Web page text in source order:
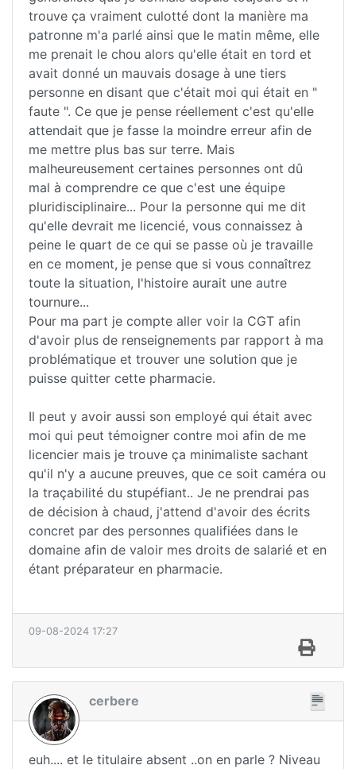
trouve ça vraiment culotté dont la manière ma
patronne m'a parlé ainsi que le matin même, elle
me prenait le chou alors qu'elle était en tord et
avait donné un mauvais dosage à une tiers
personne en disant que c'était moi qui était en "
faute ". Ce que je pense réellement c'est qu'elle
attendait que je fasse la moindre erreur afin de
me mettre plus bas sur terre. Mais
malheureusement certaines personnes ont dû
mal à comprendre ce que c'est une équipe
pluridisciplinaire... Pour la personne qui me dit
qu'elle devrait me licencié, vous connaissez à
peine le quart de ce qui se passe où je travaille
en ce moment, je pense que si vous connaîtrez
toute la situation, l'histoire aurait une autre
tournure...
Pour ma part je compte aller voir la CGT afin
d'avoir plus de renseignements par rapport à ma
problématique et trouver une solution que je
puisse quitter cette pharmacie.
Il peut y avoir aussi son employé qui était avec
moi qui peut témoigner contre moi afin de me
licencier mais je trouve ça minimaliste sachant
qu'il n'y a aucune preuves, que ce soit caméra ou
la traçabilité du stupéfiant.. Je ne prendrai pas
de décision à chaud, j'attend d'avoir des écrits
concret par des personnes qualifiées dans le
domaine afin de valoir mes droits de salarié et en
étant préparateur en pharmacie.
09-08-2024 17:27
cerbere
euh.... et le titulaire absent ..on en parle ? Niveau